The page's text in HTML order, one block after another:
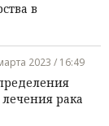
в
2023 / 16:49
рака